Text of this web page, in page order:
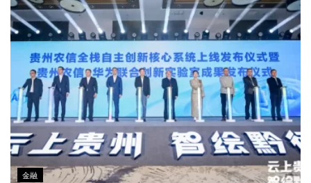
金融